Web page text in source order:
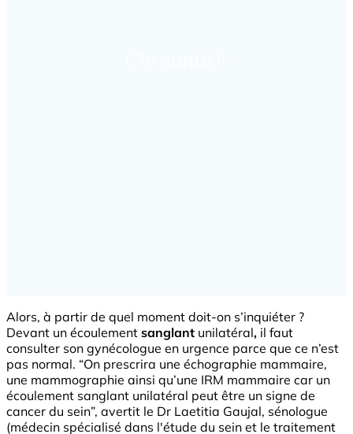
Alors, à partir de quel moment doit-on s’inquiéter ?
Devant un écoulement sanglant unilatéral, il faut
consulter son gynécologue en urgence parce que ce n’est
pas normal. “On prescrira une échographie mammaire,
une mammographie ainsi qu’une IRM mammaire car un
écoulement sanglant unilatéral peut être un signe de
cancer du sein”, avertit le Dr Laetitia Gaujal, sénologue
(médecin spécialisé dans l'étude du sein et le traitement